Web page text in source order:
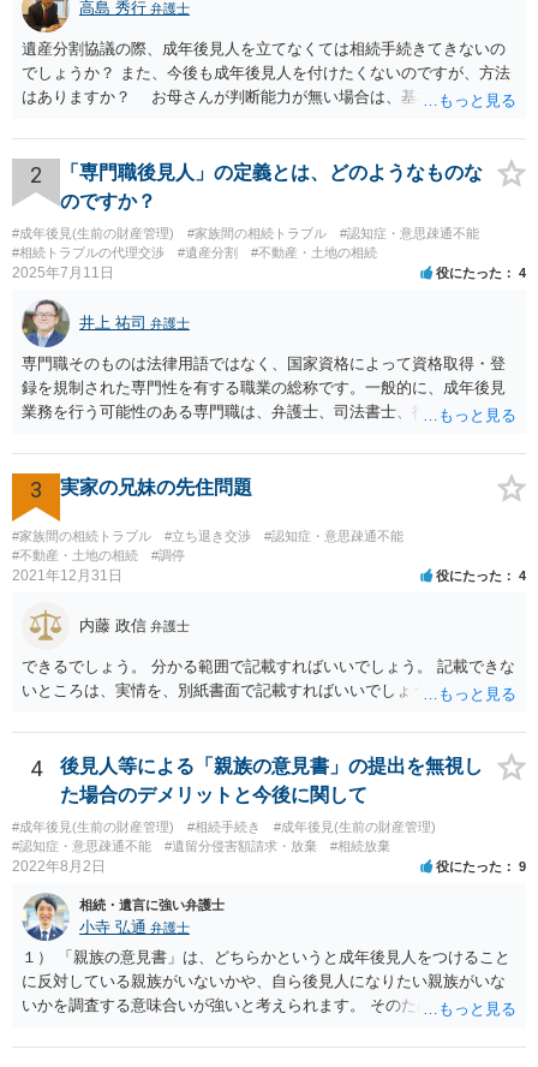
高島 秀行 弁護士
遺産分割協議の際、成年後見人を立てなくては相続手続きてきないの
でしょうか？ また、今後も成年後見人を付けたくないのですが、方法
はありますか？ お母さんが判断能力が無い場合は、基本的に成年後
立て、お母さんに特別代理人をつけるという方法も考えられますが、
遺産分割だけでなく、その後の取得した遺産の管理もありますので
遺産分割審判や遺産分割調停を申し立て、お母さんに特別代理人をつ
けるということでは解決できなさそうなので 後見人をつけるよう求め
られると思います。 弁護士に面談で相談された方がよいと思いま
す。
2
「専門職後見人」の定義とは、どのようなものな
のですか？
#成年後見(生前の財産管理) #家族間の相続トラブル
#認知症・意思疎通不能
#相続トラブルの代理交渉
#遺産分割 #不動産・土地の相続
2025年7月11日 役にたった 4
井上 祐司 弁護士
専門職そのものは法律用語ではなく、国家資格によって資格取得・登
録を規制された専門性を有する職業の総称です。一般的に、成年後見
業務を行う可能性のある専門職は、弁護士、司法書士、行政書士、税
士はほぼ無条件で成年後見人に選任されるわけではなく、基幹研修を
受講して継続研修を受講し続ける必要がありますが、家庭裁判所から
選任された場合には専門職後見人と呼ぶことになるでしょう。
3 実家の兄妹の先住問題
#家族間の相続トラブル #立ち退き交渉
#認知症・意思疎通不能
#不動産・土地の相続
#調停
2021年12月31日 役にたった 4
内藤 政信 弁護士
できるでしょう。 分かる範囲で記載すればいいでしょう。 記載できな
いところは、実情を、別紙書面で記載すればいいでしょう。
4
後見人等による「親族の意見書」の提出を無視し
た場合のデメリットと今後に関して
#成年後見(生前の財産管理) #相続手続き
#成年後見(生前の財産管理)
#認知症・意思疎通不能
#遺留分侵害額請求・放棄 #相続放棄
2022年8月2日 役にたった 9
相続・遺言に強い弁護士
小寺 弘通 弁護士
１） 「親族の意見書」は、どちらかというと成年後見人をつけること
に反対している親族がいないかや、自ら後見人になりたい親族がいな
いかを調査する意味合いが強いと考えられます。 そのため、ご相談の
す。 ２） 場合によっては、介護や被後見人の財産の処分等に関して、